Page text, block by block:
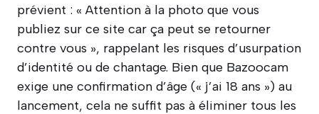
prévient : « Attention à la photo que vous
publiez sur ce site car ça peut se retourner
contre vous », rappelant les risques d’usurpation
d’identité ou de chantage. Bien que Bazoocam
exige une confirmation d’âge (« j’ai 18 ans ») au
lancement, cela ne suffit pas à éliminer tous les